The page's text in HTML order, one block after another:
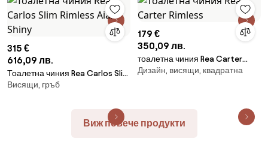
315 €
616,09 лв.
Тоалетна чиния Rea Carlos Slim
Rimless Aiax Shiny
Висящи, гръб
179 €
350,09 лв.
тоалетна чиния Rea Carter
Rimless
Дизайн, висящи, квадратна
Виж повече продукти